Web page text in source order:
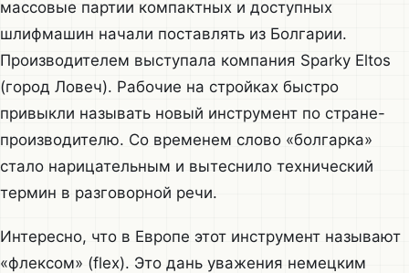
массовые партии компактных и доступных
шлифмашин начали поставлять из Болгарии.
Производителем выступала компания Sparky Eltos
(город Ловеч). Рабочие на стройках быстро
привыкли называть новый инструмент по стране-
производителю. Со временем слово «болгарка»
стало нарицательным и вытеснило технический
термин в разговорной речи.
Интересно, что в Европе этот инструмент называют
«флексом» (flex). Это дань уважения немецким